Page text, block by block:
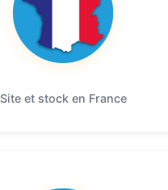
Site et stock en France